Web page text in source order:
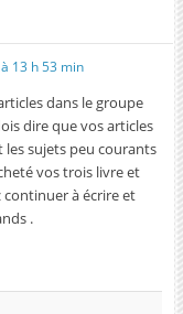
13 h 53 min
dans le groupe
dire que vos articles
sujets peu courants
vos trois livre et
continuer à écrire et
.